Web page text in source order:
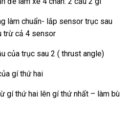
làm chuẩn- lắp sensor trục sau
trừ cả 4 sensor
của trục sau 2 ( thrust angle)
gí thứ hai
gí thứ hai lên gí thứ nhất – làm bù